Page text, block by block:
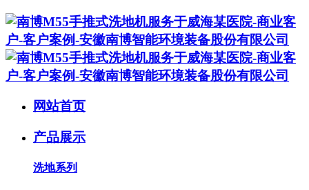
网站首页
产品展示
洗地系列